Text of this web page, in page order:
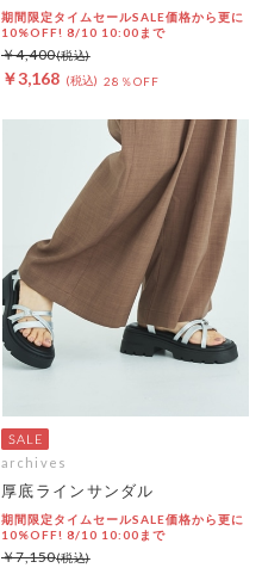
期間限定タイムセールSALE価格から更に
10%OFF! 8/10 10:00まで
￥3,168 28％OFF
￥4,400
archives
厚底ラインサンダル
期間限定タイムセールSALE価格から更に
10%OFF! 8/10 10:00まで
￥7,150